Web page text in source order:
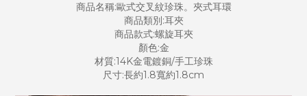
商品名稱:歐式交叉紋珍珠。夾式耳環
商品類別:耳夾
商品款式:螺旋耳夾
顏色:金
材質:14K金電鍍銅/手工珍珠
尺寸:長約1.8寬約1.8cm